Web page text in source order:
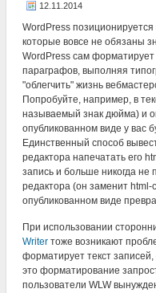
WordPress
которые вовсе не обязаны
WordPress сам форматирует
параграфов, выполняя
"облегчить" жизнь
Попробуйте, например, в
называемый знак дюйма) и
опубликованном виде у вас
Единственный способ
редактора напечатать его
запись и больше никогда
редактора (он заменит
опубликованном виде
При использовании
Writerтоже возникают
форматирует текст
это форматирование
пользователи WLW